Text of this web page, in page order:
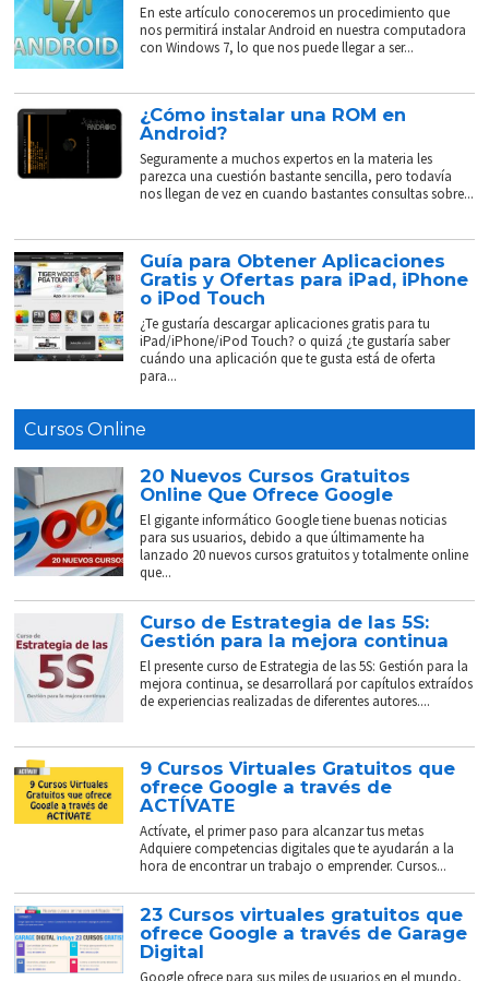
En este artículo conoceremos un procedimiento que
nos permitirá instalar Android en nuestra computadora
con Windows 7, lo que nos puede llegar a ser...
¿Cómo instalar una ROM en
Android?
Seguramente a muchos expertos en la materia les
parezca una cuestión bastante sencilla, pero todavía
nos llegan de vez en cuando bastantes consultas sobre...
Guía para Obtener Aplicaciones
Gratis y Ofertas para iPad, iPhone
o iPod Touch
¿Te gustaría descargar aplicaciones gratis para tu
iPad/iPhone/iPod Touch? o quizá ¿te gustaría saber
cuándo una aplicación que te gusta está de oferta
para...
Cursos Online
20 Nuevos Cursos Gratuitos
Online Que Ofrece Google
El gigante informático Google tiene buenas noticias
para sus usuarios, debido a que últimamente ha
lanzado 20 nuevos cursos gratuitos y totalmente online
que...
Curso de Estrategia de las 5S:
Gestión para la mejora continua
El presente curso de Estrategia de las 5S: Gestión para la
mejora continua, se desarrollará por capítulos extraídos
de experiencias realizadas de diferentes autores....
9 Cursos Virtuales Gratuitos que
ofrece Google a través de
ACTÍVATE
Actívate, el primer paso para alcanzar tus metas
Adquiere competencias digitales que te ayudarán a la
hora de encontrar un trabajo o emprender. Cursos...
23 Cursos virtuales gratuitos que
ofrece Google a través de Garage
Digital